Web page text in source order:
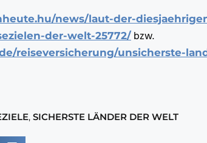
news/laut-der-
der-welt-25772/ bzw.
reiseversicherung/unsicherste-
, SICHERSTE LÄNDER DER WELT